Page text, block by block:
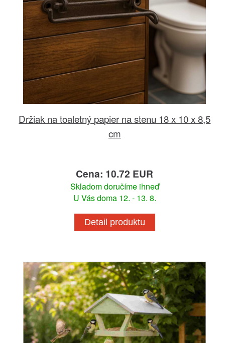
Držiak na toaletný papier na stenu 18 x 10 x 8,5
cm
Cena: 10.72 EUR
Skladom doručíme ihneď
U Vás doma 12. - 13. 8.
Detail produktu